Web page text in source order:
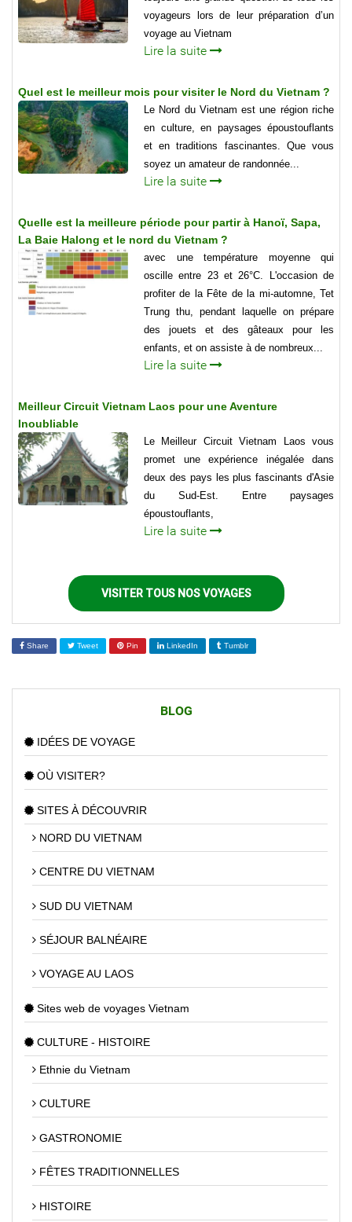
voyageurs lors de leur préparation d’un
voyage au Vietnam
Lire la suite
Quel est le meilleur mois pour visiter le Nord du Vietnam ?
Le Nord du Vietnam est une région riche
en culture, en paysages époustouflants
et en traditions fascinantes. Que vous
soyez un amateur de randonnée...
Lire la suite
Quelle est la meilleure période pour partir à Hanoï, Sapa,
La Baie Halong et le nord du Vietnam ?
avec une température moyenne qui
oscille entre 23 et 26°C. L'occasion de
profiter de la Fête de la mi-automne, Tet
Trung thu, pendant laquelle on prépare
des jouets et des gâteaux pour les
enfants, et on assiste à de nombreux...
Lire la suite
Meilleur Circuit Vietnam Laos pour une Aventure
Inoubliable
Le Meilleur Circuit Vietnam Laos vous
promet une expérience inégalée dans
deux des pays les plus fascinants d'Asie
du Sud-Est. Entre paysages
époustouflants,
Lire la suite
VISITER TOUS NOS VOYAGES
Share Tweet Pin LinkedIn Tumblr
BLOG
IDÉES DE VOYAGE
OÙ VISITER?
SITES À DÉCOUVRIR
NORD DU VIETNAM
CENTRE DU VIETNAM
SUD DU VIETNAM
SÉJOUR BALNÉAIRE
VOYAGE AU LAOS
Sites web de voyages Vietnam
CULTURE - HISTOIRE
Ethnie du Vietnam
CULTURE
GASTRONOMIE
FÊTES TRADITIONNELLES
HISTOIRE